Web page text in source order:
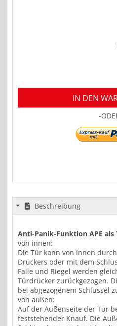
IN DEN
-
Beschreibung
Anti-Panik-Funktion APE
von innen:
Die Tür kann von innen
Drückers oder mit dem
Falle und Riegel werden
Türdrücker zurückgezogen.
bei abgezogenem Schlüssel
von außen:
Auf der Außenseite der Tür
feststehender Knauf. Die